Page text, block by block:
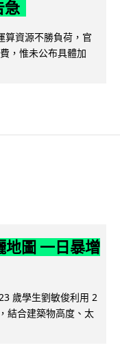
急
算資源不勝負荷，官
，惟未公布具體加
地圖 一日暴增
歲學生劉敏俊利用 2
結合建築物高度、太